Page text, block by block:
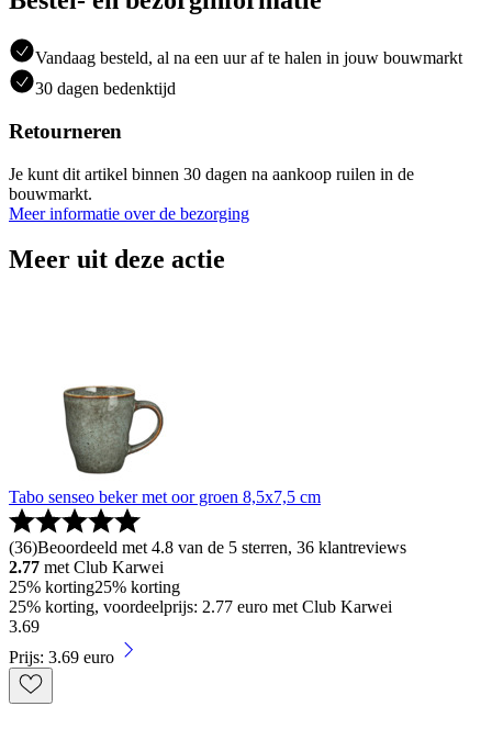
Vandaag besteld, al na een uur af te halen in jouw bouwmarkt
30 dagen bedenktijd
Retourneren
Je kunt dit artikel binnen 30 dagen na aankoop ruilen in de
bouwmarkt.
Meer informatie over de bezorging
Meer uit deze actie
Tabo senseo beker met oor groen 8,5x7,5 cm
(36)Beoordeeld met 4.8 van de 5 sterren, 36 klantreviews
2.77 met Club Karwei
25% korting25% korting
25% korting, voordeelprijs: 2.77 euro met Club Karwei
3.69
Prijs: 3.69 euro